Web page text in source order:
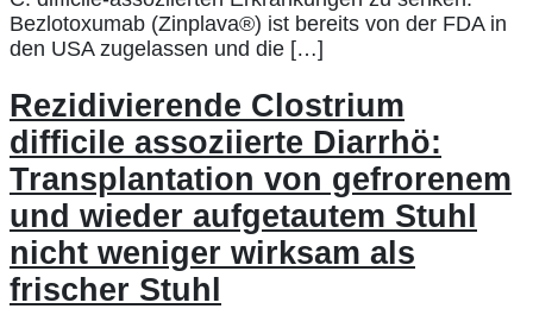
Bezlotoxumab (Zinplava®) ist bereits von der FDA in
den USA zugelassen und die […]
Rezidivierende Clostrium
difficile assoziierte Diarrhö:
Transplantation von gefrorenem
und wieder aufgetautem Stuhl
nicht weniger wirksam als
frischer Stuhl